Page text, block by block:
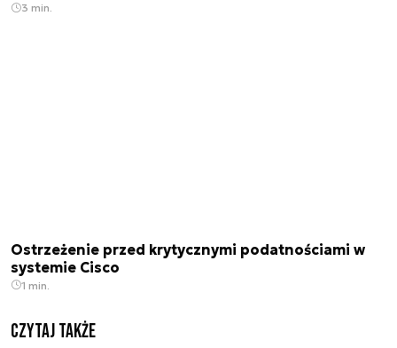
3 min.
Ostrzeżenie przed krytycznymi podatnościami w
systemie Cisco
1 min.
Czytaj także